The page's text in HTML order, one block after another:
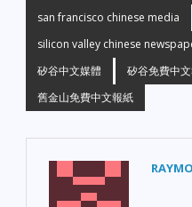
san francisco chinese media
silicon valley chinese
矽谷中文媒體
矽谷免費中
舊金山免費中文報紙